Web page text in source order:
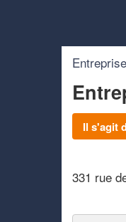
Il s'agit
331 rue